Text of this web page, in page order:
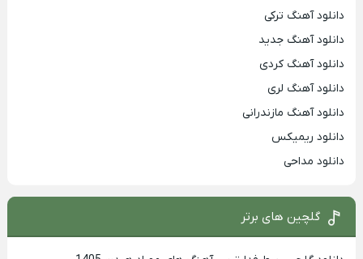
دانلود آهنگ ترکی
دانلود آهنگ جدید
دانلود آهنگ کردی
دانلود آهنگ لری
دانلود آهنگ مازندرانی
دانلود ریمیکس
دانلود مداحی
گلچین های برتر